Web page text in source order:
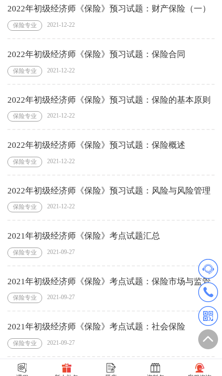
2022年初级经济师《保险》预习试题：财产保险（一）
保险专业 2021-12-22
2022年初级经济师《保险》预习试题：保险合同
保险专业 2021-12-22
2022年初级经济师《保险》预习试题：保险的基本原则
保险专业 2021-12-22
2022年初级经济师《保险》预习试题：保险概述
保险专业 2021-12-22
2022年初级经济师《保险》预习试题：风险与风险管理
保险专业 2021-12-22
2021年初级经济师《保险》考点试题汇总
保险专业 2021-09-27
2021年初级经济师《保险》考点试题：保险市场与监管
保险专业 2021-09-27
2021年初级经济师《保险》考点试题：社会保险
保险专业 2021-09-27